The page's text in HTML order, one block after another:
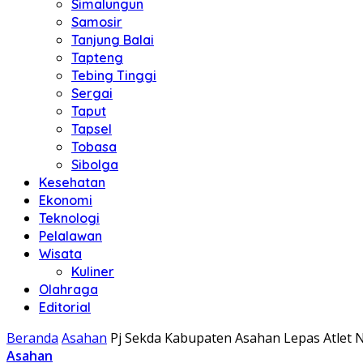
Simalungun
Samosir
Tanjung Balai
Tapteng
Tebing Tinggi
Sergai
Taput
Tapsel
Tobasa
Sibolga
Kesehatan
Ekonomi
Teknologi
Pelalawan
Wisata
Kuliner
Olahraga
Editorial
Beranda Asahan Pj Sekda Kabupaten Asahan Lepas Atlet
Asahan